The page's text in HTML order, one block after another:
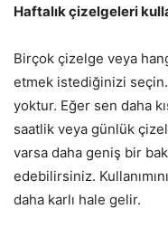
Haftalık çizelgeleri
Birçok çizelge veya
etmek istediğinizi
yoktur. Eğer sen daha
saatlik veya günlük
varsa daha geniş bir
edebilirsiniz.
daha karlı hale gelir.